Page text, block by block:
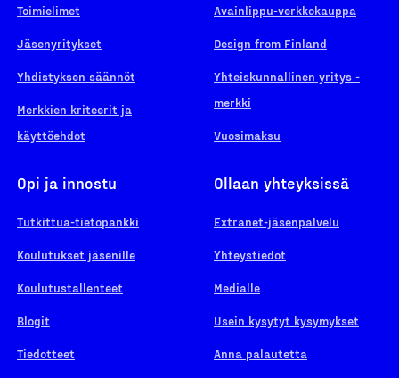
Toimielimet
Jäsenyritykset
Yhdistyksen säännöt
Merkkien kriteerit ja
käyttöehdot
Avainlippu-verkkokauppa
Design from Finland
Yhteiskunnallinen yritys -
merkki
Vuosimaksu
Opi ja innostu
Tutkittua-tietopankki
Koulutukset jäsenille
Koulutustallenteet
Blogit
Tiedotteet
Ollaan yhteyksissä
Extranet-jäsenpalvelu
Yhteystiedot
Medialle
Usein kysytyt kysymykset
Anna palautetta